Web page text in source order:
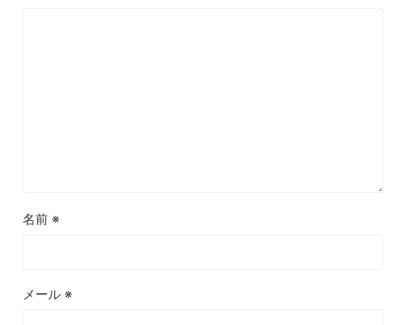
名前 ※
メール ※